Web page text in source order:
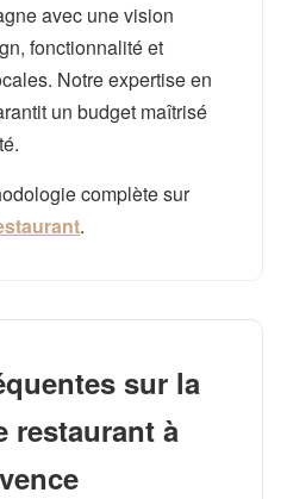
avec une vision
fonctionnalité et
Notre expertise en
un budget maîtrisé
complète sur
.
sur la
restaurant à